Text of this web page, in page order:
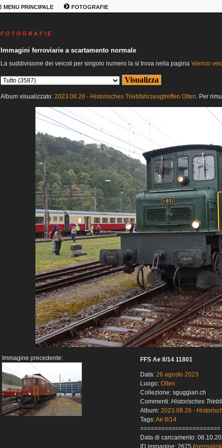
MENU PRINCIPALE FOTOGRAFIE
F O T O G R A F I E
Immagini ferroviarie a scartamento normale
La suddivisione dei veicoli per singolo numero la si trova nella pagina 'elenco
Album visualizzato: 2023.08.26 - Historisches Triebfahrzeugtreffen Olten. Per
Immagine precedente: FFS Ae 8/14 11801
Data: 26 agosto 2023
Luogo: Olten
Collezione: sguggiari.ch
Commenti: Historisches
Album: 2023.08.26 -
Tags:Ae 8/14
=======================
Data di caricamento: